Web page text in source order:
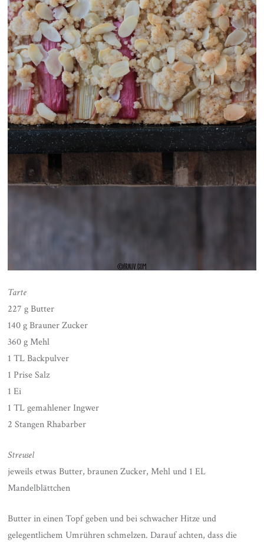
Tarte
227 g Butter
140 g Brauner Zucker
360 g Mehl
1 TL Backpulver
1 Prise Salz
1 Ei
1 TL gemahlener Ingwer
2 Stangen Rhabarber
Streusel
jeweils etwas Butter, braunen Zucker, Mehl und 1 EL
Mandelblättchen
Butter in einen Topf geben und bei schwacher Hitze und
gelegentlichem Umrühren schmelzen. Darauf achten, dass die